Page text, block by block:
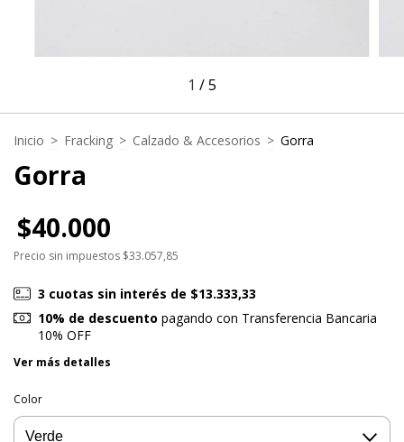
1 /5
Inicio > Fracking > Calzado & Accesorios > Gorra
Gorra
$40.000
Precio sin impuestos $33.057,85
3 cuotas sin interés de $13.333,33
10% de descuento pagando con Transferencia Bancaria
10% OFF
Ver más detalles
Color